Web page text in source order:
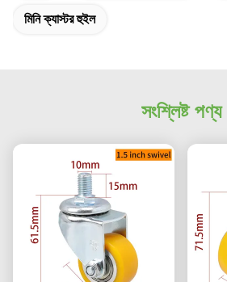
মিনি ক্যাস্টর হুইল
সংশ্লিষ্ট পণ্য